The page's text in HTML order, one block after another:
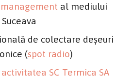
al mediului
de colectare deşeuri
(spot radio)
SC Termica SA